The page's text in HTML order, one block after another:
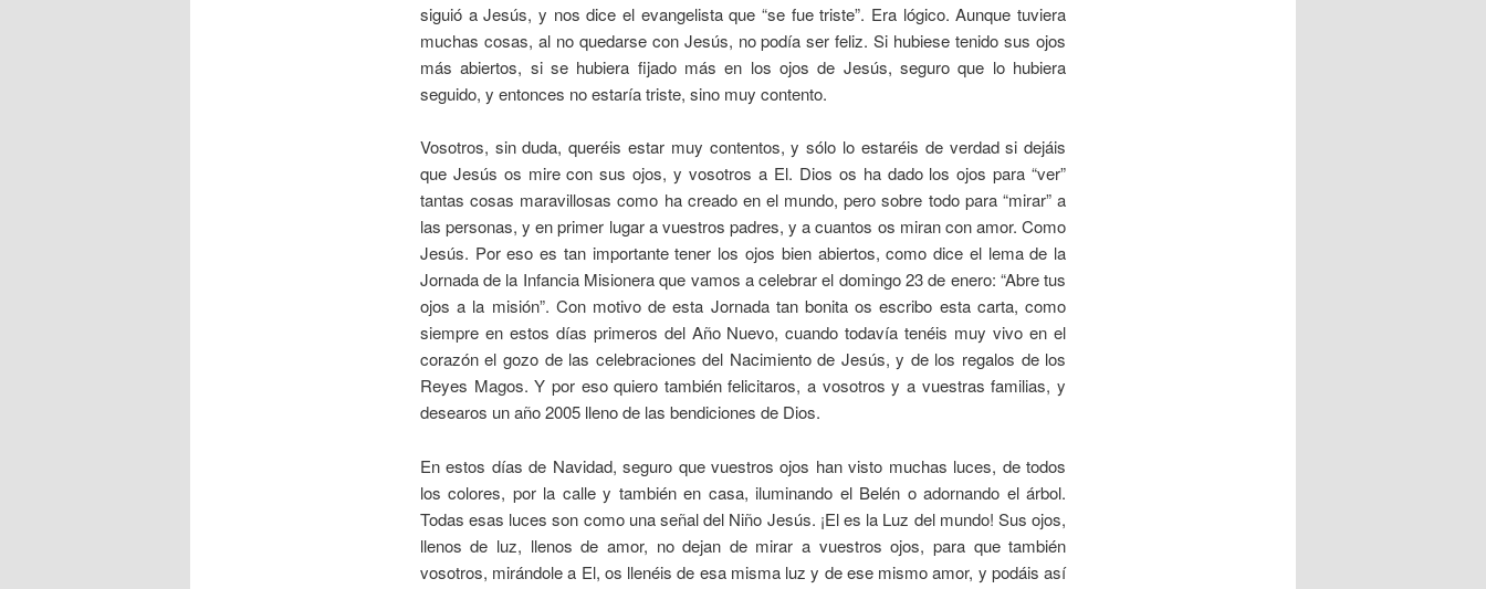
siguió a Jesús, y nos dice el evangelista que “se fue triste”. Era lógico. Aunque tuviera
muchas cosas, al no quedarse con Jesús, no podía ser feliz. Si hubiese tenido sus ojos
más abiertos, si se hubiera fijado más en los ojos de Jesús, seguro que lo hubiera
seguido, y entonces no estaría triste, sino muy contento.
Vosotros, sin duda, queréis estar muy contentos, y sólo lo estaréis de verdad si dejáis
que Jesús os mire con sus ojos, y vosotros a El. Dios os ha dado los ojos para “ver”
tantas cosas maravillosas como ha creado en el mundo, pero sobre todo para “mirar” a
las personas, y en primer lugar a vuestros padres, y a cuantos os miran con amor. Como
Jesús. Por eso es tan importante tener los ojos bien abiertos, como dice el lema de la
Jornada de la Infancia Misionera que vamos a celebrar el domingo 23 de enero: “Abre tus
ojos a la misión”. Con motivo de esta Jornada tan bonita os escribo esta carta, como
siempre en estos días primeros del Año Nuevo, cuando todavía tenéis muy vivo en el
corazón el gozo de las celebraciones del Nacimiento de Jesús, y de los regalos de los
Reyes Magos. Y por eso quiero también felicitaros, a vosotros y a vuestras familias, y
desearos un año 2005 lleno de las bendiciones de Dios.
En estos días de Navidad, seguro que vuestros ojos han visto muchas luces, de todos
los colores, por la calle y también en casa, iluminando el Belén o adornando el árbol.
Todas esas luces son como una señal del Niño Jesús. ¡El es la Luz del mundo! Sus ojos,
llenos de luz, llenos de amor, no dejan de mirar a vuestros ojos, para que también
vosotros, mirándole a El, os llenéis de esa misma luz y de ese mismo amor, y podáis así